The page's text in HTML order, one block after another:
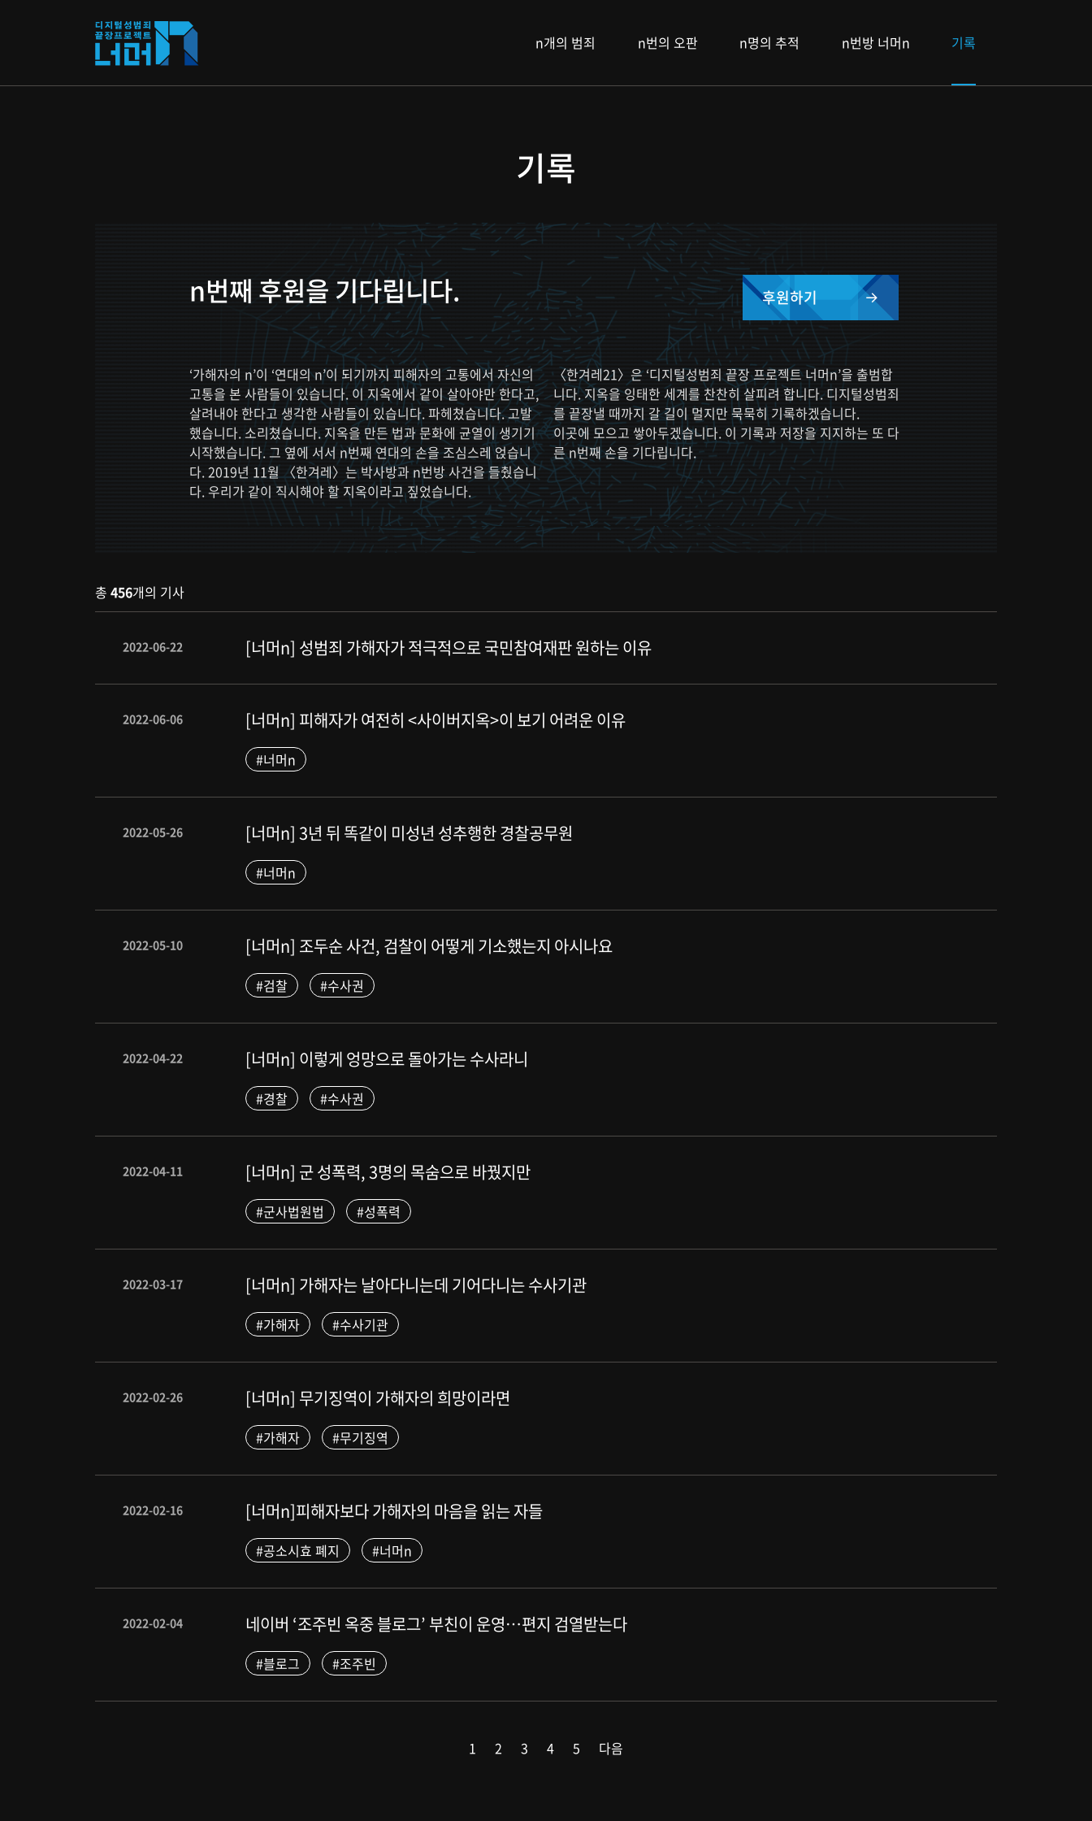
n개의 범죄 n번의 오판 n명의 추적 n번방 너머n 기록
기록
n번째 후원을 기다립니다.
‘가해자의 n’이 ‘연대의 n’이 되기까지 피해자의 고통에서 자신의
고통을 본 사람들이 있습니다. 이 지옥에서 같이 살아야만 한다고,
살려내야 한다고 생각한 사람들이 있습니다. 파헤쳤습니다. 고발
했습니다. 소리쳤습니다. 지옥을 만든 법과 문화에 균열이 생기기
시작했습니다. 그 옆에 서서 n번째 연대의 손을 조심스레 얹습니
다. 2019년 11월 〈한겨레〉는 박사방과 n번방 사건을 들췄습니
다. 우리가 같이 직시해야 할 지옥이라고 짚었습니다.
〈한겨레21〉은 ‘디지털성범죄 끝장 프로젝트 너머n’을 출범합
니다. 지옥을 잉태한 세계를 찬찬히 살피려 합니다. 디지털성범죄
를 끝장낼 때까지 갈 길이 멀지만 묵묵히 기록하겠습니다.
이곳에 모으고 쌓아두겠습니다. 이 기록과 저장을 지지하는 또 다
른 n번째 손을 기다립니다.
후원하기
총 456개의 기사
2022-06-22 [너머n] 성범죄 가해자가 적극적으로 국민참여재판 원하는 이유
2022-06-06 [너머n] 피해자가 여전히 <사이버지옥>이 보기 어려운 이유
#너머n
2022-05-26 [너머n] 3년 뒤 똑같이 미성년 성추행한 경찰공무원
#너머n
2022-05-10 [너머n] 조두순 사건, 검찰이 어떻게 기소했는지 아시나요
#검찰 #수사권
2022-04-22 [너머n] 이렇게 엉망으로 돌아가는 수사라니
#경찰 #수사권
2022-04-11 [너머n] 군 성폭력, 3명의 목숨으로 바꿨지만
#군사법원법 #성폭력
2022-03-17 [너머n] 가해자는 날아다니는데 기어다니는 수사기관
#가해자 #수사기관
2022-02-26 [너머n] 무기징역이 가해자의 희망이라면
#가해자 #무기징역
2022-02-16 [너머n]피해자보다 가해자의 마음을 읽는 자들
#공소시효 폐지 #너머n
2022-02-04 네이버 ‘조주빈 옥중 블로그’ 부친이 운영…편지 검열받는다
#블로그 #조주빈
1 2 3 4 5 다음